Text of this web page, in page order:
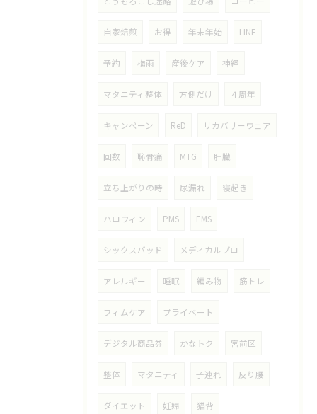
自家焙煎 お得 年末年始 LINE
予約 梅雨 産後ケア 神経
マタニティ整体 方側だけ ４周年
キャンペーン ReD リカバリーウェア
回数 恥骨痛 MTG 肝臓
立ち上がりの時 尿漏れ 寝起き
ハロウィン PMS EMS
シックスパッド メディカルプロ
アレルギー 睡眠 編み物 筋トレ
フィムケア プライベート
デジタル商品券 かなトク 宮前区
整体 マタニティ 子連れ 反り腰
ダイエット 妊婦 猫背